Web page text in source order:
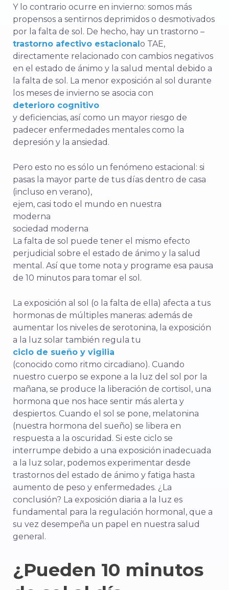
Y lo contrario ocurre en invierno: somos más
propensos a sentirnos deprimidos o desmotivados
por la falta de sol. De hecho, hay un trastorno –
trastorno afectivo estacional o TAE,
directamente relacionado con cambios negativos
en el estado de ánimo y la salud mental debido a
la falta de sol. La menor exposición al sol durante
los meses de invierno se asocia con
deterioro cognitivo
y deficiencias, así como un mayor riesgo de
padecer enfermedades mentales como la
depresión y la ansiedad.
Pero esto no es sólo un fenómeno estacional: si
pasas la mayor parte de tus días dentro de casa
(incluso en verano),
ejem, casi todo el mundo en nuestra
moderna
sociedad moderna
La falta de sol puede tener el mismo efecto
perjudicial sobre el estado de ánimo y la salud
mental. Así que tome nota y programe esa pausa
de 10 minutos para tomar el sol.
La exposición al sol (o la falta de ella) afecta a tus
hormonas de múltiples maneras: además de
aumentar los niveles de serotonina, la exposición
a la luz solar también regula tu
ciclo de sueño y vigilia
(conocido como ritmo circadiano). Cuando
nuestro cuerpo se expone a la luz del sol por la
mañana, se produce la liberación de cortisol, una
hormona que nos hace sentir más alerta y
despiertos. Cuando el sol se pone, melatonina
(nuestra hormona del sueño) se libera en
respuesta a la oscuridad. Si este ciclo se
interrumpe debido a una exposición inadecuada
a la luz solar, podemos experimentar desde
trastornos del estado de ánimo y fatiga hasta
aumento de peso y enfermedades. ¿La
conclusión? La exposición diaria a la luz es
fundamental para la regulación hormonal, que a
su vez desempeña un papel en nuestra salud
general.
¿Pueden 10 minutos